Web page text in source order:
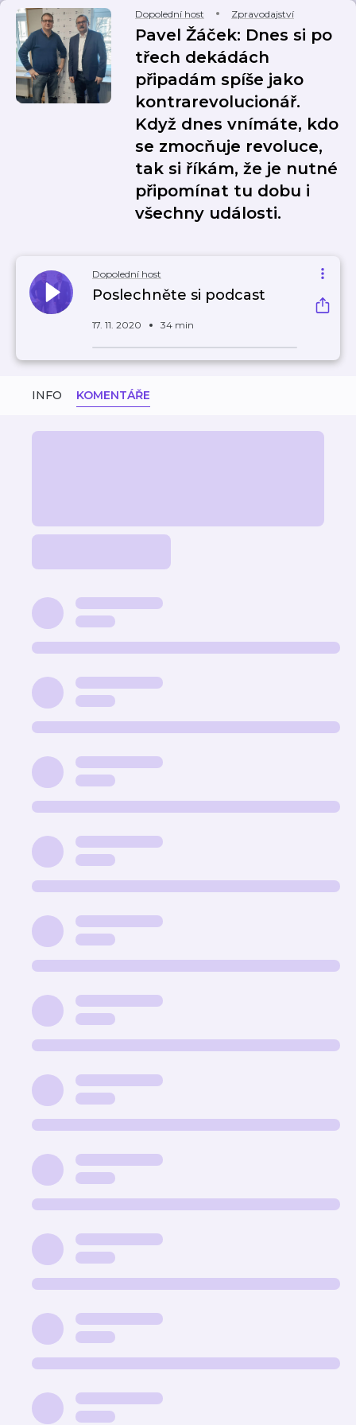
Dopolední host Zpravodajství
Pavel Žáček: Dnes si po
třech dekádách
připadám spíše jako
kontrarevolucionář.
Když dnes vnímáte, kdo
se zmocňuje revoluce,
tak si říkám, že je nutné
připomínat tu dobu i
všechny události.
Dopolední host
Poslechněte si podcast
17. 11. 2020 34 min
INFO KOMENTÁŘE